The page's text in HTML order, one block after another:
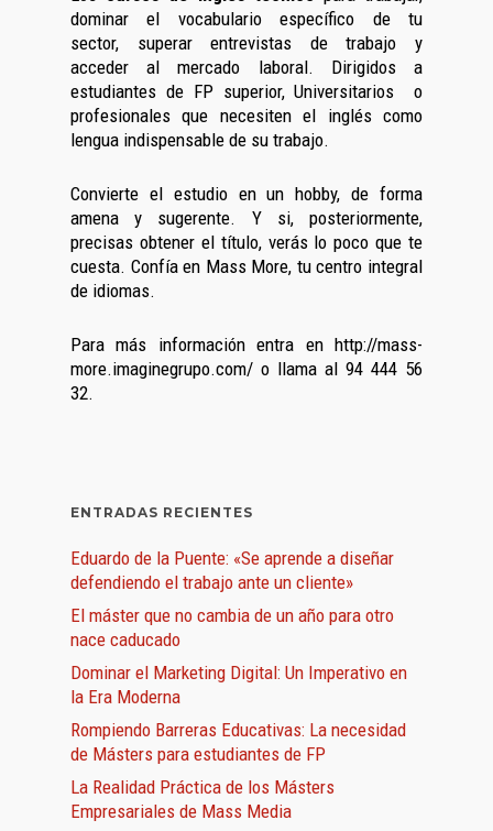
dominar el vocabulario específico de tu
sector, superar entrevistas de trabajo y
acceder al mercado laboral. Dirigidos a
estudiantes de FP superior, Universitarios o
profesionales que necesiten el inglés como
lengua indispensable de su trabajo.
Convierte el estudio en un hobby, de forma
amena y sugerente. Y si, posteriormente,
precisas obtener el título, verás lo poco que te
cuesta. Confía en Mass More, tu centro integral
de idiomas.
Para más información entra en http://mass-
more.imaginegrupo.com/ o llama al 94 444 56
32.
ENTRADAS RECIENTES
Eduardo de la Puente: «Se aprende a diseñar
defendiendo el trabajo ante un cliente»
El máster que no cambia de un año para otro
nace caducado
Dominar el Marketing Digital: Un Imperativo en
la Era Moderna
Rompiendo Barreras Educativas: La necesidad
de Másters para estudiantes de FP
La Realidad Práctica de los Másters
Empresariales de Mass Media